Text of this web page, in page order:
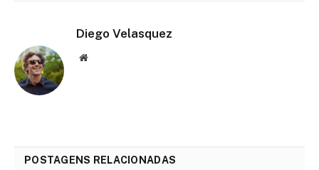
Diego Velasquez
Website
POSTAGENS RELACIONADAS